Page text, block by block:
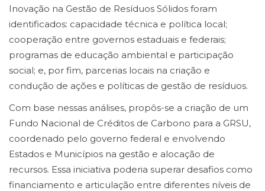
Inovação na Gestão de Resíduos Sólidos foram
identificados: capacidade técnica e política local;
cooperação entre governos estaduais e federais;
programas de educação ambiental e participação
social; e, por fim, parcerias locais na criação e
condução de ações e políticas de gestão de resíduos.
Com base nessas análises, propôs-se a criação de um
Fundo Nacional de Créditos de Carbono para a GRSU,
coordenado pelo governo federal e envolvendo
Estados e Municípios na gestão e alocação de
recursos. Essa iniciativa poderia superar desafios como
financiamento e articulação entre diferentes níveis de